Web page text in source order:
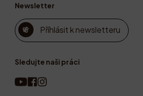
Newsletter
Příhlásit k newsletteru
Sledujte naši práci